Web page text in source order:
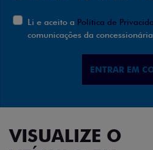
Li e aceito a Política de
comunicações da concessionária.
ENTRAR EM
VISUALIZE O